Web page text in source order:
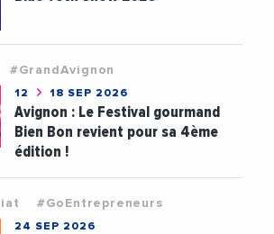
#GrandAvignon
12 18 SEP 2026
Avignon : Le Festival gourmand
Bien Bon revient pour sa 4ème
édition !
#GoEntrepreneurs
24 SEP 2026